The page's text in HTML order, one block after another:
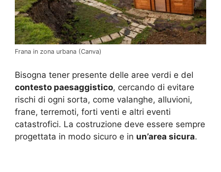
Frana in zona urbana (Canva)
Bisogna tener presente delle aree verdi e del
contesto paesaggistico, cercando di evitare
rischi di ogni sorta, come valanghe, alluvioni,
frane, terremoti, forti venti e altri eventi
catastrofici. La costruzione deve essere sempre
progettata in modo sicuro e in un’area sicura.